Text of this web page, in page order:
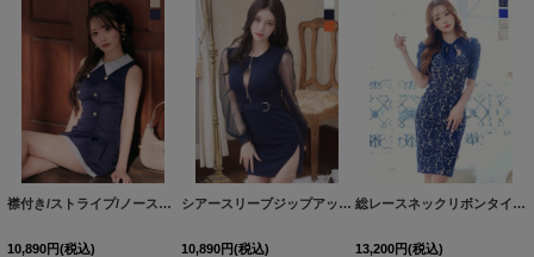
襟付き/ストライプ/ノースリーブ/スーツ生地/ボタン/プリーツスカート/ミニドレス/キャバドレス【XS-Mサイズ/2カラー】[OF03]【YN】dzyuIA
10,890円(税込)
シアースリーブジップアップベルトミニドレス/キャバドレス【XS-XLサイズ/4カラー】[OF01-X] 【SB】dzw
10,890円(税込)
総レースネックリボンタイトミディアムドレス/キャバドレス【S-Lサイズ/4カラー】[HC02]
13,200円(税込)